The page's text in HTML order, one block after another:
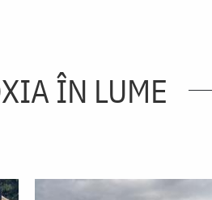
ÎN LUME